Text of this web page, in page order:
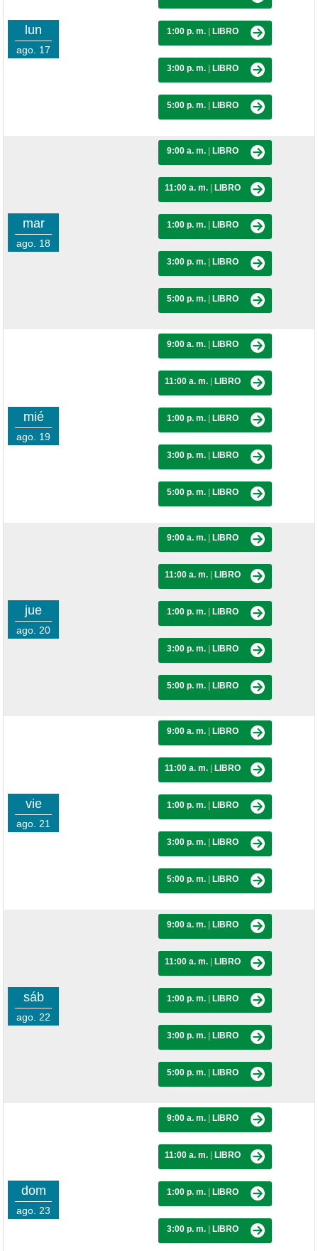
lun
ago. 17
1:00 p. m. LIBRO
3:00 p. m. LIBRO
5:00 p. m. LIBRO
mar
ago. 18
9:00 a. m. LIBRO
11:00 a. m. LIBRO
1:00 p. m. LIBRO
3:00 p. m. LIBRO
5:00 p. m. LIBRO
mié
ago. 19
9:00 a. m. LIBRO
11:00 a. m. LIBRO
1:00 p. m. LIBRO
3:00 p. m. LIBRO
5:00 p. m. LIBRO
jue
ago. 20
9:00 a. m. LIBRO
11:00 a. m. LIBRO
1:00 p. m. LIBRO
3:00 p. m. LIBRO
5:00 p. m. LIBRO
vie
ago. 21
9:00 a. m. LIBRO
11:00 a. m. LIBRO
1:00 p. m. LIBRO
3:00 p. m. LIBRO
5:00 p. m. LIBRO
sáb
ago. 22
9:00 a. m. LIBRO
11:00 a. m. LIBRO
1:00 p. m. LIBRO
3:00 p. m. LIBRO
5:00 p. m. LIBRO
dom
ago. 23
9:00 a. m. LIBRO
11:00 a. m. LIBRO
1:00 p. m. LIBRO
3:00 p. m. LIBRO